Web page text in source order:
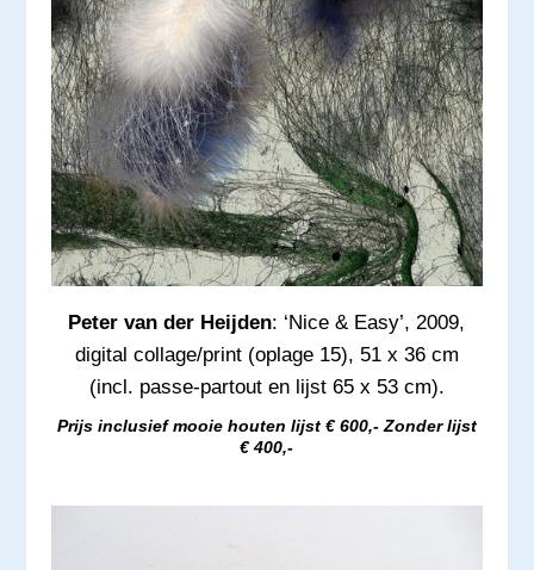
Peter van der Heijden: ‘Nice & Easy’, 2009,
digital collage/print (oplage 15), 51 x 36 cm
(incl. passe-partout en lijst 65 x 53 cm).
Prijs inclusief mooie houten lijst € 600,- Zonder lijst
€ 400,-